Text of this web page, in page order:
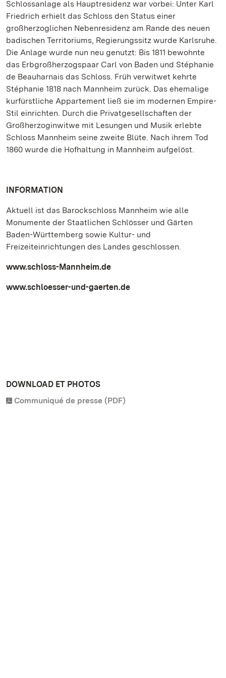
Schlossanlage als Hauptresidenz war vorbei: Unter Karl
Friedrich erhielt das Schloss den Status einer
großherzoglichen Nebenresidenz am Rande des neuen
badischen Territoriums, Regierungssitz wurde Karlsruhe.
Die Anlage wurde nun neu genutzt: Bis 1811 bewohnte
das Erbgroßherzogspaar Carl von Baden und Stéphanie
de Beauharnais das Schloss. Früh verwitwet kehrte
Stéphanie 1818 nach Mannheim zurück. Das ehemalige
kurfürstliche Appartement ließ sie im modernen Empire-
Stil einrichten. Durch die Privatgesellschaften der
Großherzoginwitwe mit Lesungen und Musik erlebte
Schloss Mannheim seine zweite Blüte. Nach ihrem Tod
1860 wurde die Hofhaltung in Mannheim aufgelöst.
INFORMATION
Aktuell ist das Barockschloss Mannheim wie alle
Monumente der Staatlichen Schlösser und Gärten
Baden-Württemberg sowie Kultur- und
Freizeiteinrichtungen des Landes geschlossen.
www.schloss-Mannheim.de
www.schloesser-und-gaerten.de
DOWNLOAD ET PHOTOS
Communiqué de presse (PDF)